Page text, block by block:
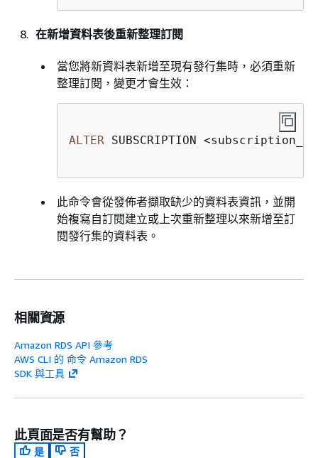
在新增資料表後重新整理訂閱
當您將新資料表新增至現有發行集時，必須重新
整理訂閱，變更才會生效：
ALTER SUBSCRIPTION <
此命令會從發佈者擷取缺少的資料表資訊，並開
始複寫自訂閱建立或上次重新整理以來新增至訂
閱發行集的資料表。
相關資源
Amazon RDS API 參考
AWS CLI 的 命令 Amazon RDS
SDK 與工具
此頁面是否有幫助？
是
否